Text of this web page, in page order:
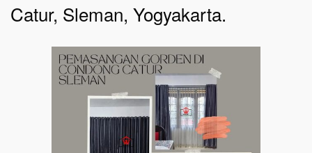
Catur, Sleman, Yogyakarta.